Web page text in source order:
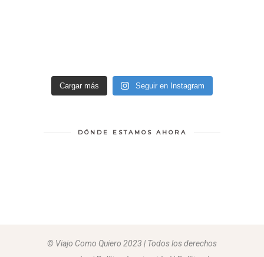
Cargar más Seguir en Instagram
DÓNDE ESTAMOS AHORA
© Viajo Como Quiero 2023 | Todos los derechos